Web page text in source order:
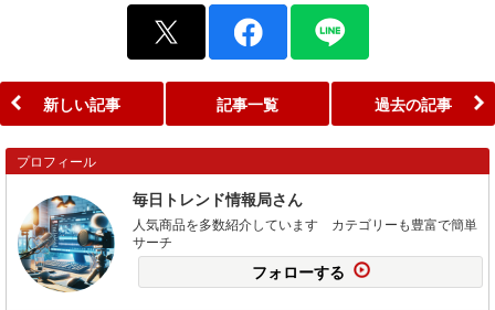
新しい記事 記事一覧 過去の記事
プロフィール
毎日トレンド情報局さん
人気商品を多数紹介しています カテゴリーも豊富で簡単
サーチ
フォローする